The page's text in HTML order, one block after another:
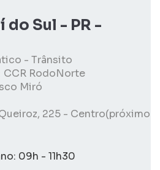
Sul - PR -
- Trânsito
CCR RodoNorte
Miró
225 - Centro(próximo
09h - 11h30